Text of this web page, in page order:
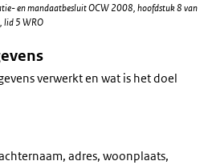
en mandaatbesluit OCW 2008, hoofdstuk 8 van
lid 5 WRO
verwerkt en wat is het doel
adres, woonplaats,